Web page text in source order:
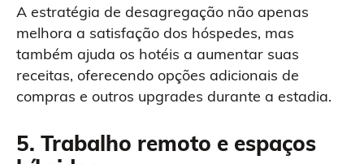
A estratégia de desagregação não apenas
melhora a satisfação dos hóspedes, mas
também ajuda os hotéis a aumentar suas
receitas, oferecendo opções adicionais de
compras e outros upgrades durante a estadia.
5. Trabalho remoto e espaços